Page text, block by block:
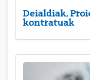
Deialdiak,
kontratuak